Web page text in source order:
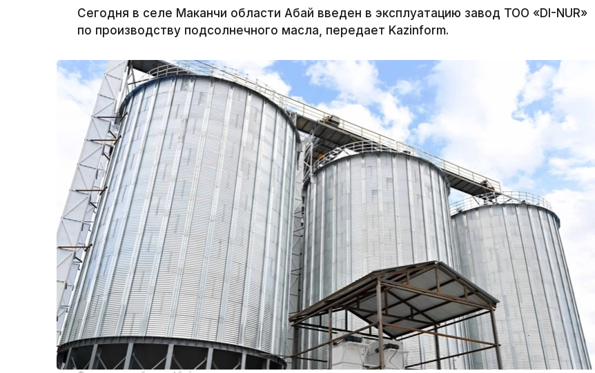
Сегодня в селе Маканчи области Абай введен в эксплуатацию завод ТОО «DI-NUR»
по производству подсолнечного масла, передает Kazinform.